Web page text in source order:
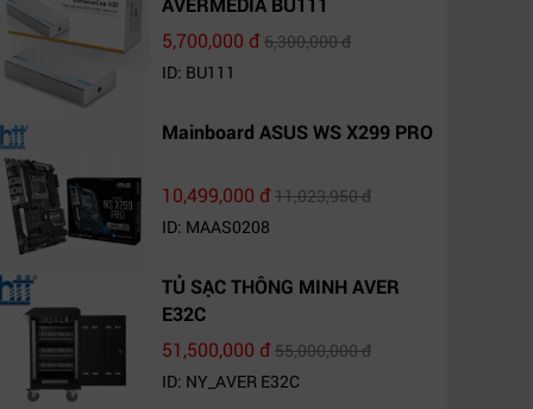
5,700,000 đ6,300,000 đ
ID: BU111
Mainboard ASUS WS X299 PRO
10,499,000 đ11,023,950 đ
ID: MAAS0208
TỦ SẠC THÔNG MINH AVER
E32C
51,500,000 đ55,000,000 đ
ID: NY_AVER E32C